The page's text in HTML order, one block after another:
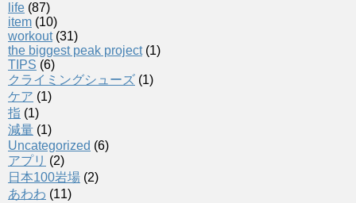
life (87)
item (10)
workout(31)
the biggest peak project(1)
TIPS (6)
クライミングシューズ (1)
ケア (1)
指 (1)
減量 (1)
Uncategorized (6)
アプリ (2)
日本100岩場 (2)
あわわ (11)